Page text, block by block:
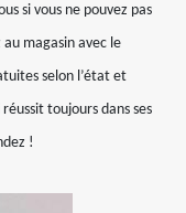
si vous ne pouvez pas
magasin avec le
selon l’état et
toujours dans ses
!